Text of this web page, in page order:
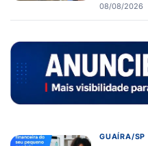
08/08/2026
GUAÍRA/SP